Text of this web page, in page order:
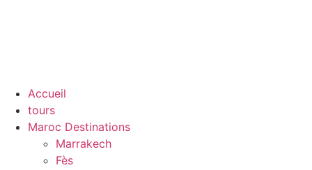
Accueil
tours
Maroc Destinations
Marrakech
Fès